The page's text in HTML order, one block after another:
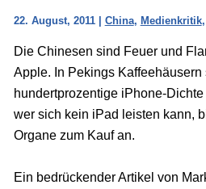
22. August, 2011 China, Medienkritik,
Die Chinesen sind Feuer und
Apple. In Pekings Kaffeehäusern
hundertprozentige iPhone-
wer sich kein iPad leisten kann,
Organe zum Kauf an.
Ein bedrückender Artikel von